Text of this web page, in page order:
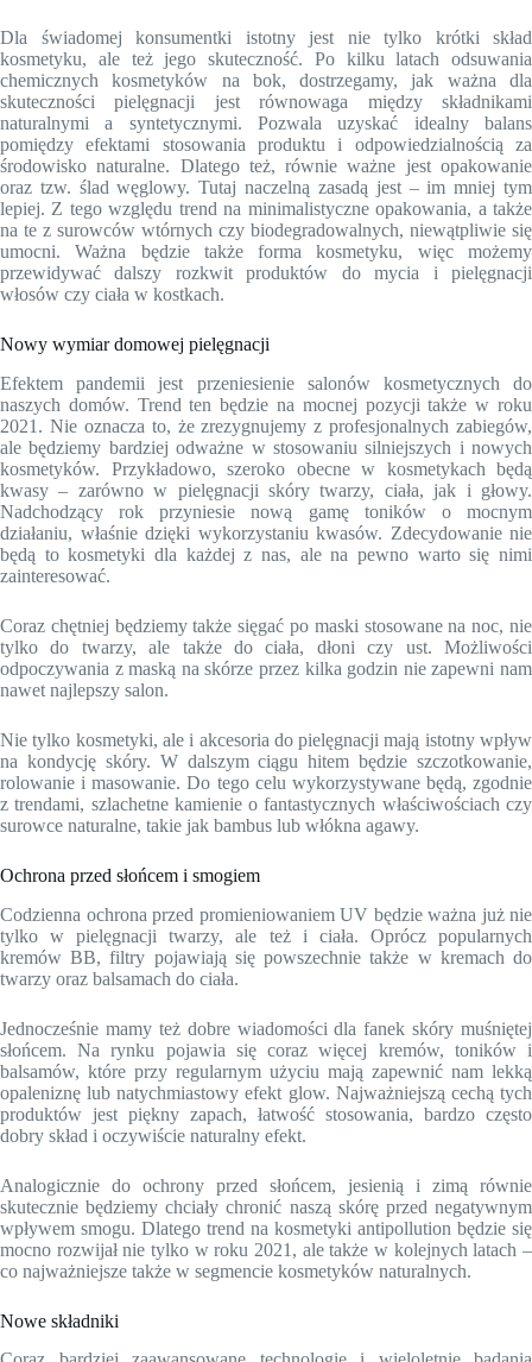
Dla świadomej konsumentki istotny jest nie tylko krótki skład
kosmetyku, ale też jego skuteczność. Po kilku latach odsuwania
chemicznych kosmetyków na bok, dostrzegamy, jak ważna dla
skuteczności pielęgnacji jest równowaga między składnikami
naturalnymi a syntetycznymi. Pozwala uzyskać idealny balans
pomiędzy efektami stosowania produktu i odpowiedzialnością za
środowisko naturalne. Dlatego też, równie ważne jest opakowanie
oraz tzw. ślad węglowy. Tutaj naczelną zasadą jest – im mniej tym
lepiej. Z tego względu trend na minimalistyczne opakowania, a także
na te z surowców wtórnych czy biodegradowalnych, niewątpliwie się
umocni. Ważna będzie także forma kosmetyku, więc możemy
przewidywać dalszy rozkwit produktów do mycia i pielęgnacji
włosów czy ciała w kostkach.
Nowy wymiar domowej pielęgnacji
Efektem pandemii jest przeniesienie salonów kosmetycznych do
naszych domów. Trend ten będzie na mocnej pozycji także w roku
2021. Nie oznacza to, że zrezygnujemy z profesjonalnych zabiegów,
ale będziemy bardziej odważne w stosowaniu silniejszych i nowych
kosmetyków. Przykładowo, szeroko obecne w kosmetykach będą
kwasy – zarówno w pielęgnacji skóry twarzy, ciała, jak i głowy.
Nadchodzący rok przyniesie nową gamę toników o mocnym
działaniu, właśnie dzięki wykorzystaniu kwasów. Zdecydowanie nie
będą to kosmetyki dla każdej z nas, ale na pewno warto się nimi
zainteresować.
Coraz chętniej będziemy także sięgać po maski stosowane na noc, nie
tylko do twarzy, ale także do ciała, dłoni czy ust. Możliwości
odpoczywania z maską na skórze przez kilka godzin nie zapewni nam
nawet najlepszy salon.
Nie tylko kosmetyki, ale i akcesoria do pielęgnacji mają istotny wpływ
na kondycję skóry. W dalszym ciągu hitem będzie szczotkowanie,
rolowanie i masowanie. Do tego celu wykorzystywane będą, zgodnie
z trendami, szlachetne kamienie o fantastycznych właściwościach czy
surowce naturalne, takie jak bambus lub włókna agawy.
Ochrona przed słońcem i smogiem
Codzienna ochrona przed promieniowaniem UV będzie ważna już nie
tylko w pielęgnacji twarzy, ale też i ciała. Oprócz popularnych
kremów BB, filtry pojawiają się powszechnie także w kremach do
twarzy oraz balsamach do ciała.
Jednocześnie mamy też dobre wiadomości dla fanek skóry muśniętej
słońcem. Na rynku pojawia się coraz więcej kremów, toników i
balsamów, które przy regularnym użyciu mają zapewnić nam lekką
opaleniznę lub natychmiastowy efekt glow. Najważniejszą cechą tych
produktów jest piękny zapach, łatwość stosowania, bardzo często
dobry skład i oczywiście naturalny efekt.
Analogicznie do ochrony przed słońcem, jesienią i zimą równie
skutecznie będziemy chciały chronić naszą skórę przed negatywnym
wpływem smogu. Dlatego trend na kosmetyki antipollution będzie się
mocno rozwijał nie tylko w roku 2021, ale także w kolejnych latach –
co najważniejsze także w segmencie kosmetyków naturalnych.
Nowe składniki